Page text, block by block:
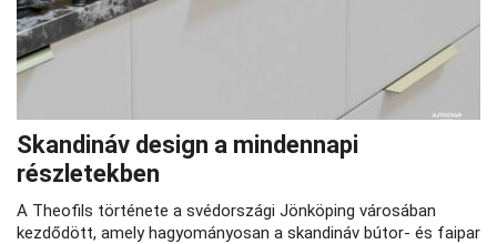
Skandináv design a mindennapi
részletekben
A Theofils története a svédországi Jönköping városában
kezdődött, amely hagyományosan a skandináv bútor- és faipar